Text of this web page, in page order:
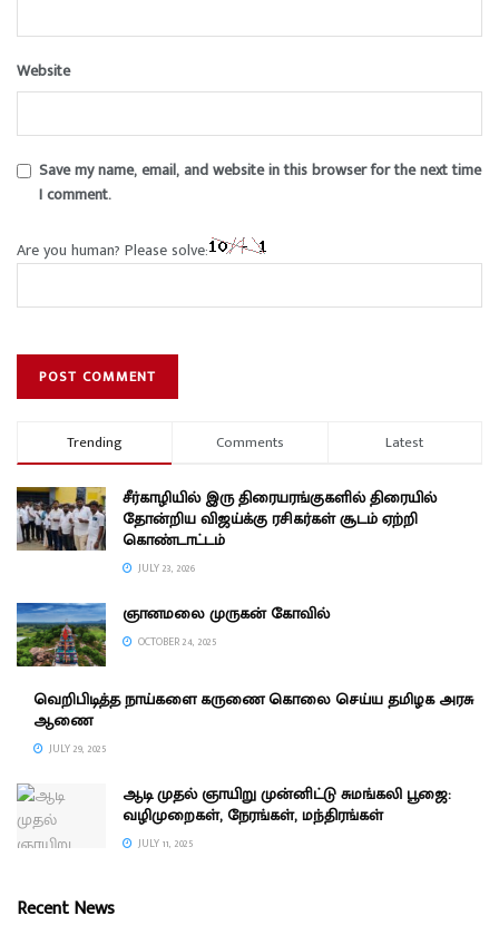
Website
Save my name, email, and website in this browser for the next time
I comment.
Are you human? Please solve:
Trending Comments Latest
சீர்காழியில் இரு திரையரங்குகளில் திரையில்
தோன்றிய விஜய்க்கு ரசிகர்கள் சூடம் ஏற்றி
கொண்டாட்டம்
JULY 23, 2026
ஞானமலை முருகன் கோவில்
OCTOBER 24, 2025
வெறிபிடித்த நாய்களை கருணை கொலை செய்ய தமிழக அரசு
ஆணை
JULY 29, 2025
ஆடி முதல் ஞாயிறு முன்னிட்டு சுமங்கலி பூஜை:
வழிமுறைகள், நேரங்கள், மந்திரங்கள்
JULY 11, 2025
Recent News